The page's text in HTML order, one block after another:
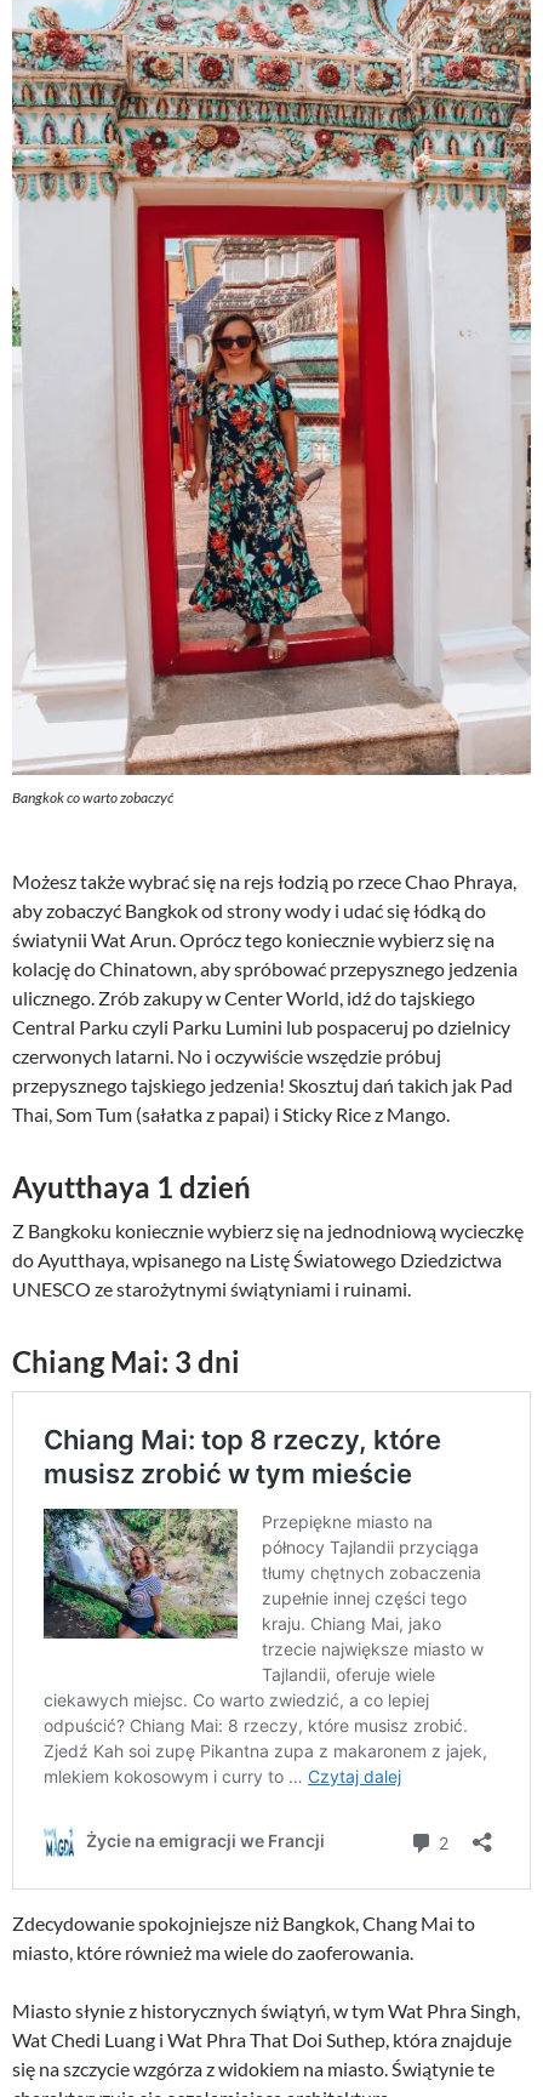
Bangkok co warto zobaczyć
Możesz także wybrać się na rejs łodzią po rzece Chao Phraya,
aby zobaczyć Bangkok od strony wody i udać się łódką do
światynii Wat Arun. Oprócz tego koniecznie wybierz się na
kolację do Chinatown, aby spróbować przepysznego jedzenia
ulicznego. Zrób zakupy w Center World, idź do tajskiego
Central Parku czyli Parku Lumini lub pospaceruj po dzielnicy
czerwonych latarni. No i oczywiście wszędzie próbuj
przepysznego tajskiego jedzenia! Skosztuj dań takich jak Pad
Thai, Som Tum (sałatka z papai) i Sticky Rice z Mango.
Ayutthaya 1 dzień
Z Bangkoku koniecznie wybierz się na jednodniową wycieczkę
do Ayutthaya, wpisanego na Listę Światowego Dziedzictwa
UNESCO ze starożytnymi świątyniami i ruinami.
Chiang Mai: 3 dni
Zdecydowanie spokojniejsze niż Bangkok, Chang Mai to
miasto, które również ma wiele do zaoferowania.
Miasto słynie z historycznych świątyń, w tym Wat Phra Singh,
Wat Chedi Luang i Wat Phra That Doi Suthep, która znajduje
się na szczycie wzgórza z widokiem na miasto. Świątynie te